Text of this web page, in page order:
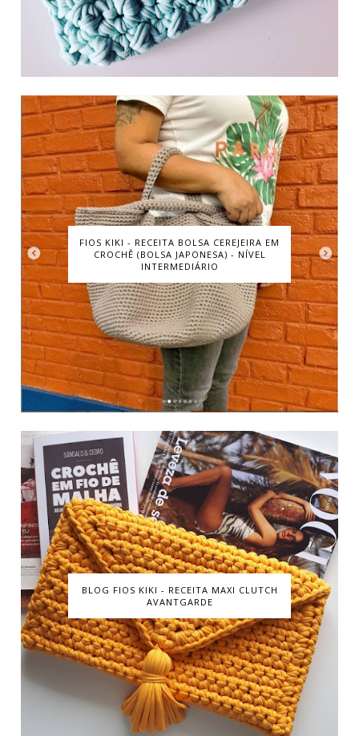
FIOS KIKI - RECEITA BOLSA CEREJEIRA EM
CROCHÊ (BOLSA JAPONESA) - NÍVEL
INTERMEDIÁRIO
BLOG FIOS KIKI - RECEITA MAXI CLUTCH
AVANTGARDE